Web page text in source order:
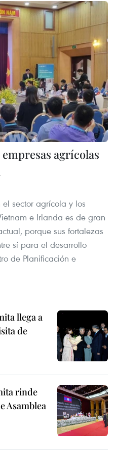
agrícolas
sector agrícola y los
e Irlanda es de gran
porque sus fortalezas
sí para el desarrollo
de Planificación e
llega a
de
rinde
Asamblea